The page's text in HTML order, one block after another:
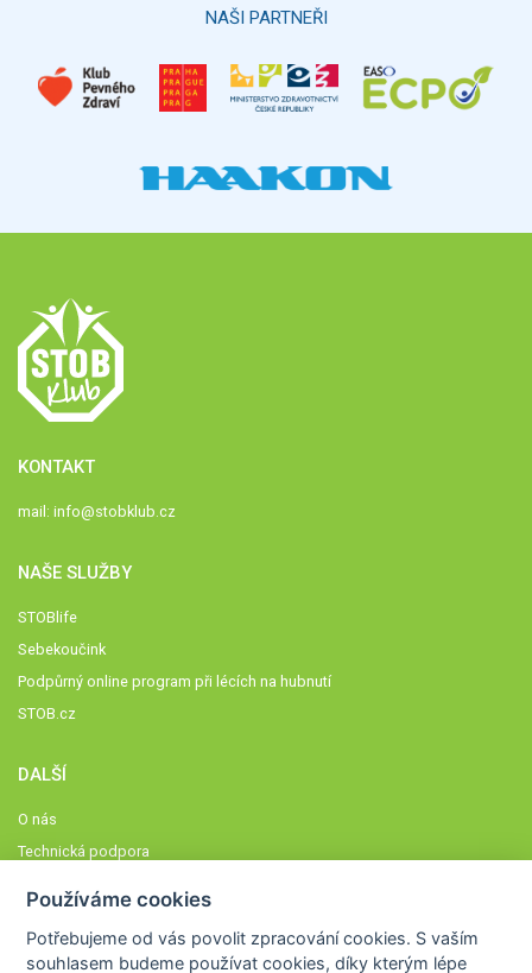
NAŠI PARTNEŘI
KONTAKT
mail: info@stobklub.cz
NAŠE SLUŽBY
STOBlife
Sebekoučink
Podpůrný online program při lécích na hubnutí
STOB.cz
DALŠÍ
O nás
Technická podpora
Členové STOBklubu
Používáme cookies
Potřebujeme od vás povolit zpracování cookies. S vaším
souhlasem budeme používat cookies, díky kterým lépe